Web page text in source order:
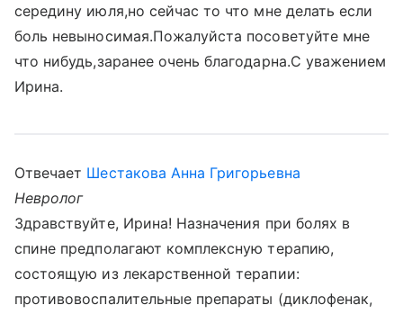
середину июля,но сейчас то что мне делать если
боль невыносимая.Пожалуйста посоветуйте мне
что нибудь,заранее очень благодарна.С уважением
Ирина.
Отвечает Шестакова Анна Григорьевна
Невролог
Здравствуйте, Ирина! Назначения при болях в
спине предполагают комплексную терапию,
состоящую из лекарственной терапии:
противовоспалительные препараты (диклофенак,